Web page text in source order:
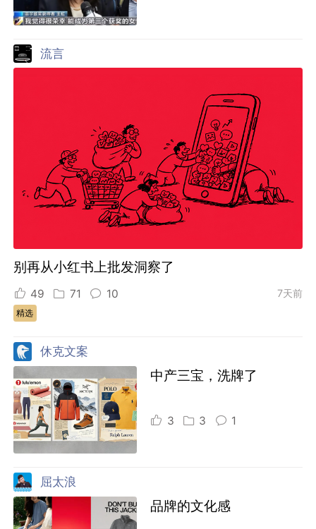
流言
别再从小红书上批发洞察了
49 71 10 7天前
精选
休克文案
中产三宝，洗牌了
3 3 1
屈太浪
品牌的文化感